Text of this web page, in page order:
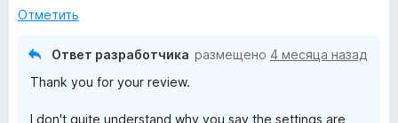
l
e
5
н
Отметить
Ответ разработчика размещено 4 месяца назад
Thank you for your review.
I don't quite understand why you say the settings are